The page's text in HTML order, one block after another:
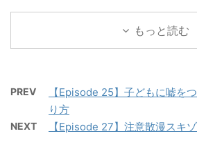
まう……（驚愕 というさ
とまつさん。 ＊＊ 美容
師という職業においては
を持 ...
んで
生。
れて ...
まきさんのお悩みは、 何
たくない！」 「私のせい
にされるかも！」と 思っ
てしまうこと。 ＊＊＊
03/
ゲス
る。
たい
もっと読む
PREV
【Episode 25】子どもに嘘を
り方
NEXT 【Episode 27】注意散漫スキ